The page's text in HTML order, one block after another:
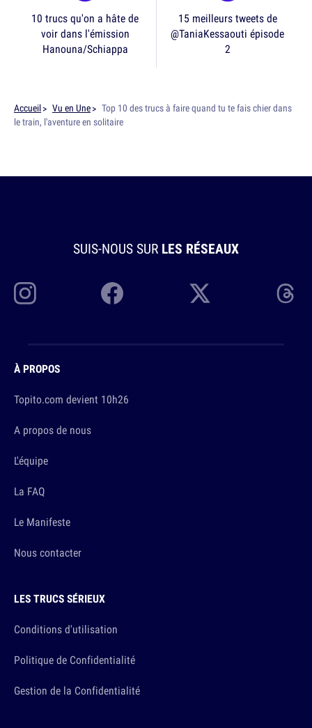
10 trucs qu'on a hâte de
voir dans l'émission
Hanouna/Schiappa
15 meilleurs tweets de
@TaniaKessaouti épisode
2
Accueil Vu en Une
Top 10 des trucs à faire quand tu te fais chier dans
le train, l'aventure en solitaire
SUIS-NOUS SUR LES RÉSEAUX
À PROPOS
Topito.com devient 10h26
A propos de nous
L'équipe
La FAQ
Le Manifeste
Nous contacter
LES TRUCS SÉRIEUX
Conditions d'utilisation
Politique de Confidentialité
Gestion de la Confidentialité